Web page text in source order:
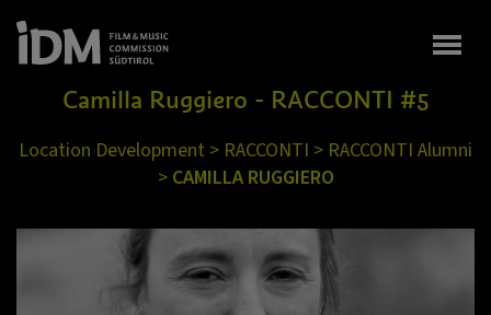
Camilla Ruggiero - RACCONTI #5
Location Development > RACCONTI > RACCONTI Alumni
> CAMILLA RUGGIERO